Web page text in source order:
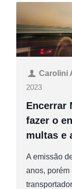
Carolini
2023
Encerrar
fazer o
multas e
A emissão
anos, porém